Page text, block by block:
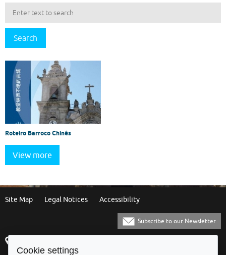
Maps
and
Itineraries
Search
Roteiro Barroco Chinês
View more
Site Map Legal Notices Accessibility
Subscribe to our Newsletter
4700-435 Braga
Cookie settings